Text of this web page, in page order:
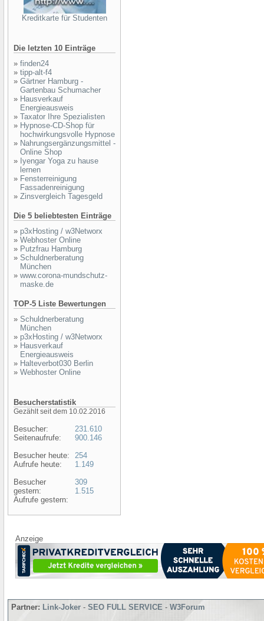
Kreditkarte für Studenten
Die letzten 10 Einträge
» finden24
» tipp-alt-f4
» Gärtner Hamburg -
Gartenbau Schumacher
» Hausverkauf
Energieausweis
» Taxator Ihre Spezialisten
» Hypnose-CD-Shop für
hochwirkungsvolle Hypnose
» Nahrungsergänzungsmittel -
Online Shop
» Iyengar Yoga zu hause
lernen
» Fensterreinigung
Fassadenreinigung
» Zinsvergleich Tagesgeld
Die 5 beliebtesten Einträge
» p3xHosting / w3Networx
» Webhoster Online
» Putzfrau Hamburg
» Schuldnerberatung
München
» www.corona-mundschutz-
maske.de
TOP-5 Liste Bewertungen
» Schuldnerberatung
München
» p3xHosting / w3Networx
» Hausverkauf
Energieausweis
» Halteverbot030 Berlin
» Webhoster Online
Besucherstatistik
Gezählt seit dem 10.02.2016
Besucher:
Seitenaufrufe:
Besucher heute:
Aufrufe heute:
Besucher
gestern:
Aufrufe gestern:
231.610
900.146
254
1.149
309
1.515
Anzeige
Partner: Link-Joker - SEO FULL SERVICE - W3Forum